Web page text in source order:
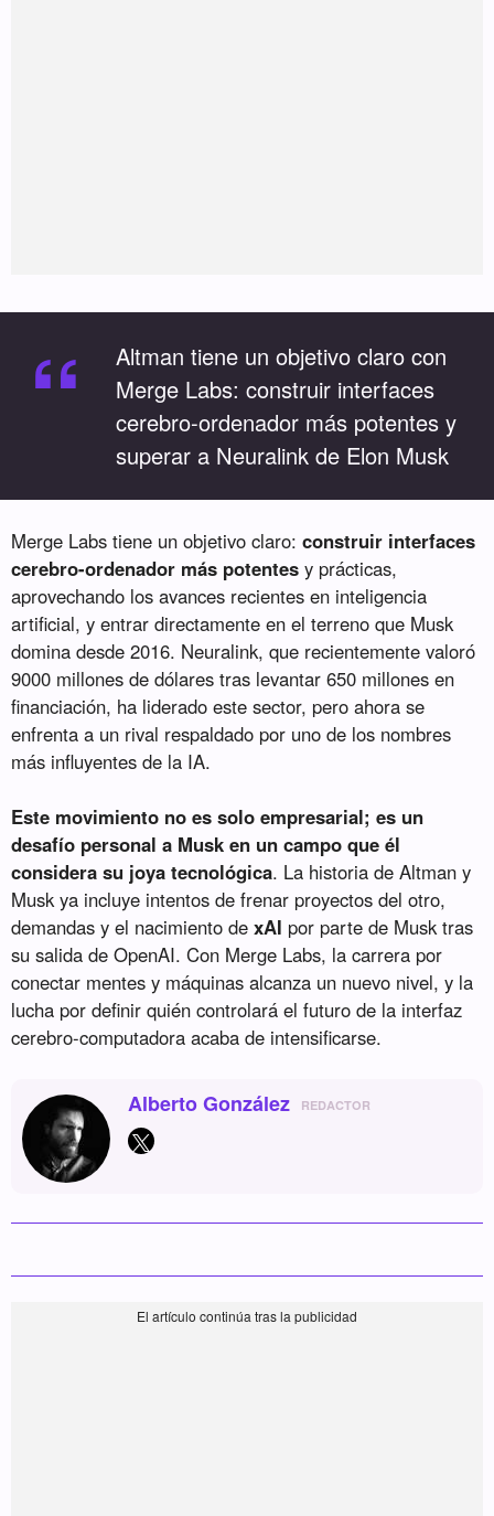
“
Altman tiene un objetivo claro con
Merge Labs: construir interfaces
cerebro-ordenador más potentes y
superar a Neuralink de Elon Musk
Merge Labs tiene un objetivo claro:construir interfaces
cerebro-ordenador más potentes y prácticas,
aprovechando los avances recientes en inteligencia
artificial, y entrar directamente en el terreno que Musk
domina desde 2016. Neuralink, que recientemente valoró
9000 millones de dólares tras levantar 650 millones en
financiación, ha liderado este sector, pero ahora se
enfrenta a un rival respaldado por uno de los nombres
más influyentes de la IA.
Este movimiento no es solo empresarial; es un
desafío personal a Musk en un campo que él
considera su joya tecnológica. La historia de Altman y
Musk ya incluye intentos de frenar proyectos del otro,
demandas y el nacimiento dexAI por parte de Musk tras
su salida de OpenAI. Con Merge Labs, la carrera por
conectar mentes y máquinas alcanza un nuevo nivel, y la
lucha por definir quién controlará el futuro de la interfaz
cerebro-computadora acaba de intensificarse.
Alberto González REDACTOR